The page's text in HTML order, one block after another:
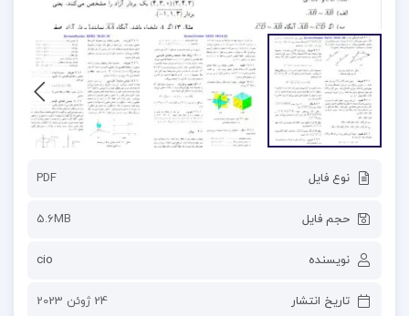
نوع فایل PDF
حجم فایل 5.6MB
نویسنده cio
تاریخ انتشار 24 ژوئن 2023